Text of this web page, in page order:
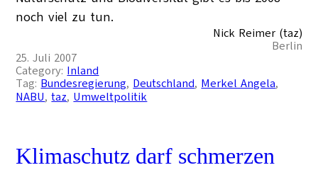
noch viel zu tun.
Nick Reimer (taz)
Berlin
25. Juli 2007
Category: Inland
Tag: Bundesregierung, Deutschland, Merkel Angela
NABU, taz, Umweltpolitik
Klimaschutz darf schmerzen